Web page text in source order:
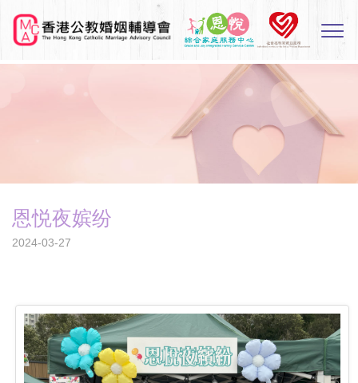
main
content
恩悦夜嫔纷
2024-03-27